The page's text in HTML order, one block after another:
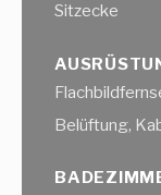
Sitzecke
Belüftung,